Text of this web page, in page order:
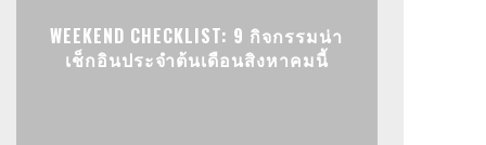
WEEKEND CHECKLIST: 9 กิจกรรมน่า
เช็กอินประจำต้นเดือนสิงหาคมนี้